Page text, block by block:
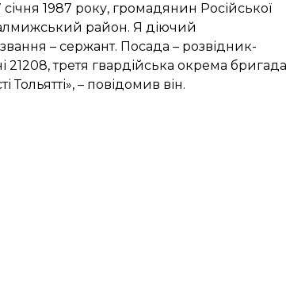
1987 року, громадянин Російської
район. Я діючий
– сержант. Посада – розвідник-
21208, третя гвардійська окрема бригада
– повідомив він.